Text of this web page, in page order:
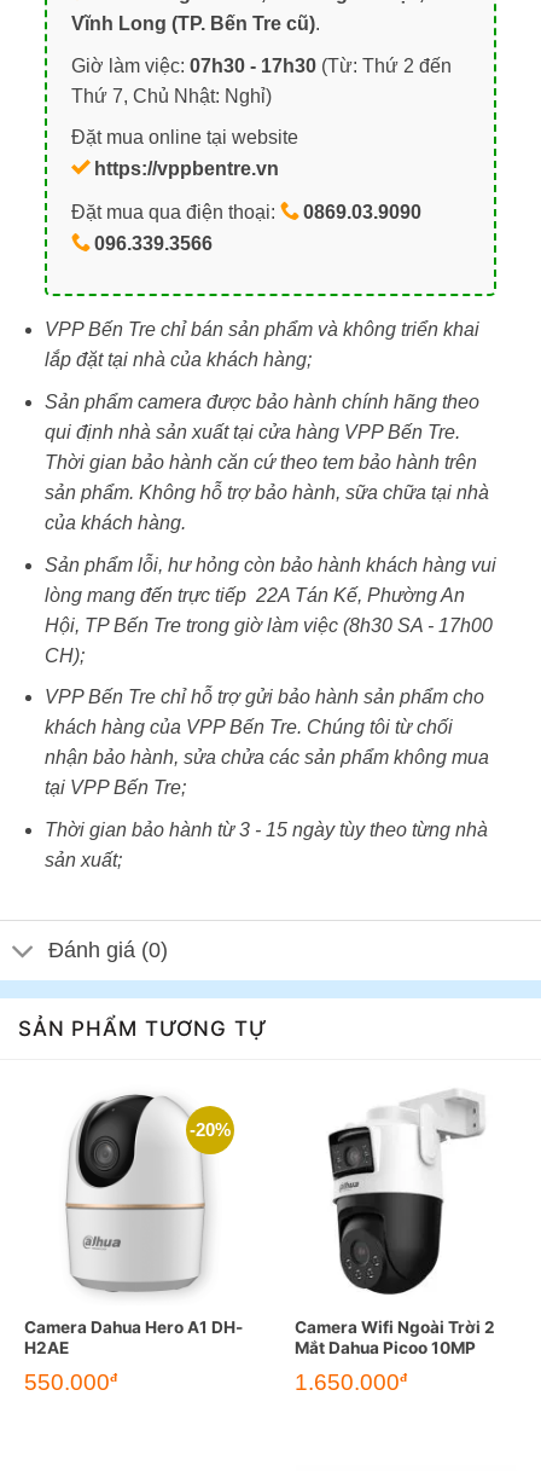
Vĩnh Long (TP. Bến Tre cũ).
Giờ làm việc: 07h30 - 17h30(Từ: Thứ 2 đến
Thứ 7, Chủ Nhật: Nghỉ)
Đặt mua online tại website
https://vppbentre.vn
Đặt mua qua điện thoại:
0869.03.9090
096.339.3566
VPP Bến Tre chỉ bán sản phẩm và không triển khai
lắp đặt tại nhà của khách hàng;
Sản phẩm camera được bảo hành chính hãng theo
qui định nhà sản xuất tại cửa hàng VPP Bến Tre.
Thời gian bảo hành căn cứ theo tem bảo hành trên
sản phẩm. Không hỗ trợ bảo hành, sữa chữa tại nhà
của khách hàng.
Sản phẩm lỗi, hư hỏng còn bảo hành khách hàng vui
lòng mang đến trực tiếp 22A Tán Kế, Phường An
Hội, TP Bến Tre trong giờ làm việc (8h30 SA - 17h00
CH);
VPP Bến Tre chỉ hỗ trợ gửi bảo hành sản phẩm cho
khách hàng của VPP Bến Tre. Chúng tôi từ chối
nhận bảo hành, sửa chửa các sản phẩm không mua
tại VPP Bến Tre;
Thời gian bảo hành từ 3 - 15 ngày tùy theo từng nhà
sản xuất;
Đánh giá (0)
SẢN PHẨM TƯƠNG TỰ
-20%
Camera Dahua Hero A1 DH-
H2AE
Giá
gốc
550.000đGiá
Camera Wifi Ngoài Trời 2
Mắt Dahua Picoo 10MP
1.650.000đ